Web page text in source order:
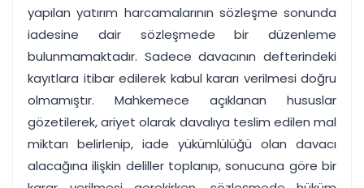
yapılan yatırım harcamalarının sözleşme sonunda
iadesine dair sözleşmede bir düzenleme
bulunmamaktadır. Sadece davacının defterindeki
kayıtlara itibar edilerek kabul kararı verilmesi doğru
olmamıştır. Mahkemece açıklanan hususlar
gözetilerek, ariyet olarak davalıya teslim edilen mal
miktarı belirlenip, iade yükümlülüğü olan davacı
alacağına ilişkin deliller toplanıp, sonucuna göre bir